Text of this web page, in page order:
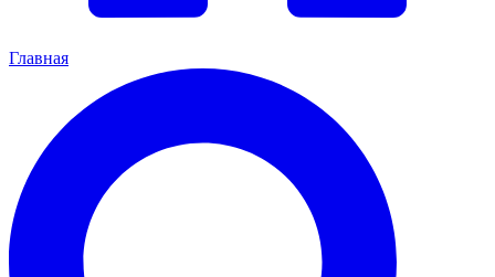
Главная